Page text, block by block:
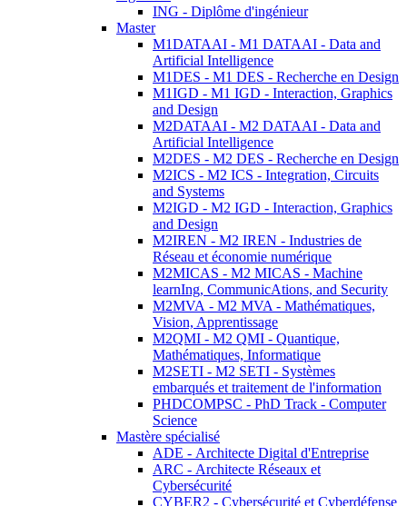
ING - Diplôme d'ingénieur
Master
M1DATAAI - M1 DATAAI - Data and
Artificial Intelligence
M1DES - M1 DES - Recherche en Design
M1IGD - M1 IGD - Interaction, Graphics
and Design
M2DATAAI - M2 DATAAI - Data and
Artificial Intelligence
M2DES - M2 DES - Recherche en Design
M2ICS - M2 ICS - Integration, Circuits
and Systems
M2IGD - M2 IGD - Interaction, Graphics
and Design
M2IREN - M2 IREN - Industries de
Réseau et économie numérique
M2MICAS - M2 MICAS - Machine
learnIng, CommunicAtions, and Security
M2MVA - M2 MVA - Mathématiques,
Vision, Apprentissage
M2QMI - M2 QMI - Quantique,
Mathématiques, Informatique
M2SETI - M2 SETI - Systèmes
embarqués et traitement de l'information
PHDCOMPSC - PhD Track - Computer
Science
Mastère spécialisé
ADE - Architecte Digital d'Entreprise
ARC - Architecte Réseaux et
Cybersécurité
CYBER2 - Cybersécurité et Cyberdéfense